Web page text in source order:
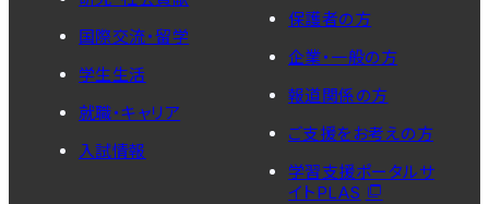
国際交流・留学
学生生活
就職・キャリア
入試情報
保護者の方
企業・一般の方
報道関係の方
ご支援をお考えの方
学習支援ポータルサ
イトPLAS